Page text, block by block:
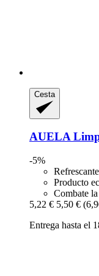
Cesta
AUELA
-5%
Producto
Combate
5,22 € 5,50 €
Entrega hasta el